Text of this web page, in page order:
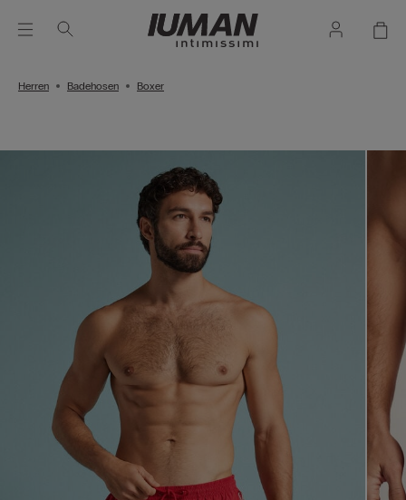
Herren Badehosen Boxer